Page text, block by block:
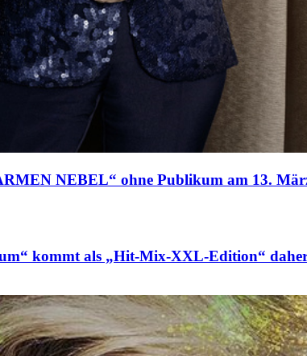
NEBEL“ ohne Publikum am 13.
kommt als „Hit-Mix-XXL-Edition“